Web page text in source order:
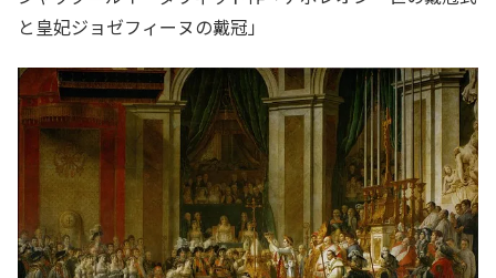
と皇妃ジョゼフィーヌの戴冠」